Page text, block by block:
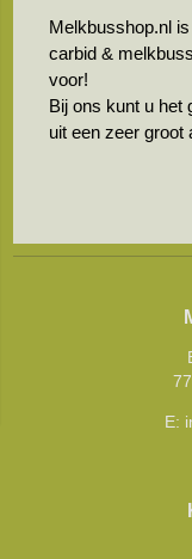
Melkbusshop.nl
carbid &
voor!
Bij ons kunt u het
uit een zeer groot
E: